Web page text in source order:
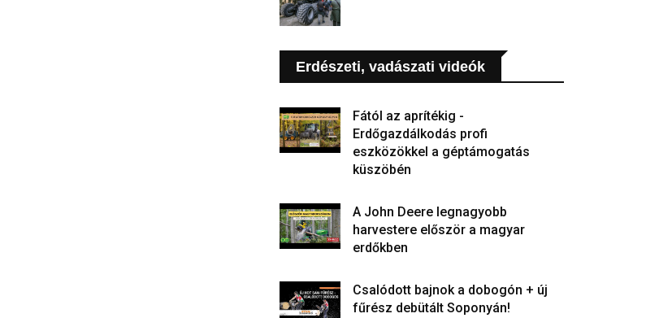
Erdészeti, vadászati videók
Fától az aprítékig -
Erdőgazdálkodás profi
eszközökkel a géptámogatás
küszöbén
A John Deere legnagyobb
harvestere először a magyar
erdőkben
Csalódott bajnok a dobogón + új
fűrész debütált Soponyán!